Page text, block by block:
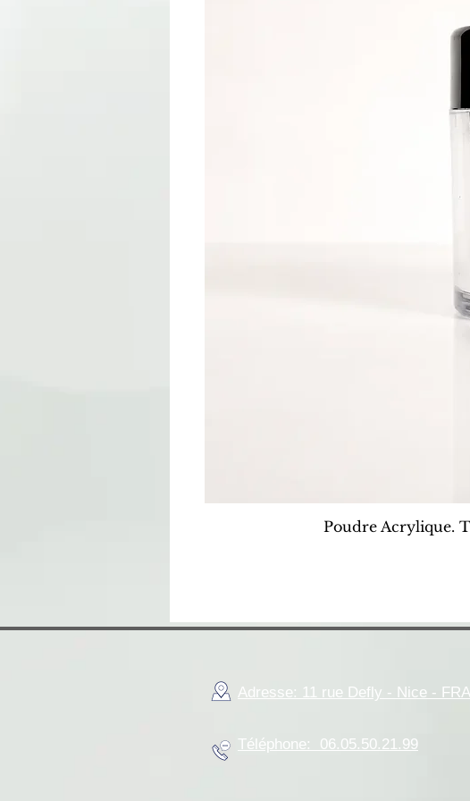
Poudre Acrylique.
Adresse: 11 rue Defly - Nice -
Téléphone: 06.05.50.21.99